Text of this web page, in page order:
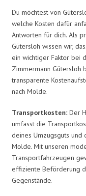
Du möchtest von
welche Kosten dafür
Antworten für dich. Als
Gütersloh wissen wir,
ein wichtiger Faktor bei
Zimmermann Gütersloh
transparente
nach Molde.
Transportkosten: Der
umfasst die
deines Umzugsguts und
Molde. Mit unseren
Transportfahrzeugen
effiziente Beförderung
Gegenstände.